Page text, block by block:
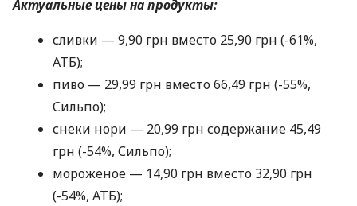
Актуальные цены на продукты:
сливки — 9,90 грн вместо 25,90 грн (-61%,
АТБ);
пиво — 29,99 грн вместо 66,49 грн (-55%,
Сильпо);
снеки нори — 20,99 грн содержание 45,49
грн (-54%, Сильпо);
мороженое — 14,90 грн вместо 32,90 грн
(-54%, АТБ);